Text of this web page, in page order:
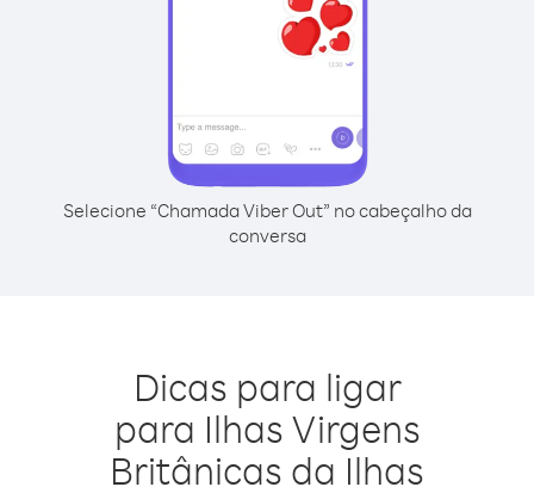
Selecione “Chamada Viber Out” no cabeçalho da
conversa
Dicas para ligar
para Ilhas Virgens
Britânicas da Ilhas